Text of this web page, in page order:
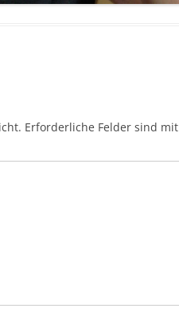
Erforderliche Felder sind mit